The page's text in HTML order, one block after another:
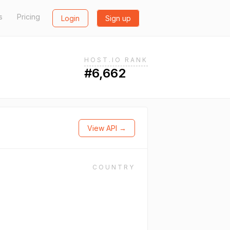
Pricing Login Sign up
HOST.IO RANK
#6,662
View API →
COUNTRY